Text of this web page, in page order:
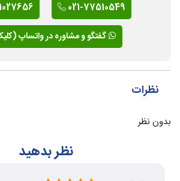
021-77510549
گفتگو و مشاوره در واتساپ
نظرات
بدون نظر
نظر بدهید